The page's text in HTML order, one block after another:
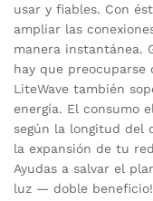
usar y fiables. Con
ampliar las
manera instantánea.
hay que preocuparse
LiteWave también
energía. El consumo
según la longitud del
la expansión de tu
Ayudas a salvar el
luz — doble beneficio!